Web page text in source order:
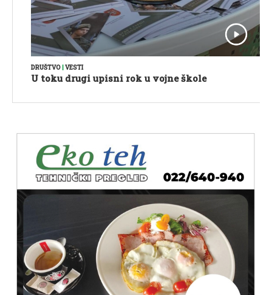
DRUŠTVO|VESTI
U toku drugi upisni rok u vojne škole